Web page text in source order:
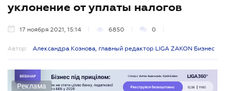
уклонение от уплаты налогов
17 ноября 2021, 15:14 6850 0
Автор: Александра Кознова, главный редактор LIGA ZAKON Бизнес
Реклама